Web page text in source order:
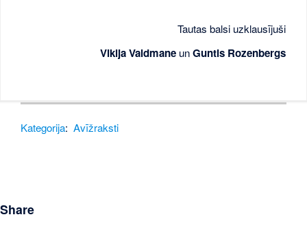
Tautas balsi uzklausījuši
Vikija ValdmaneunGuntis Rozenbergs
Kategorija: Avīžraksti
Share